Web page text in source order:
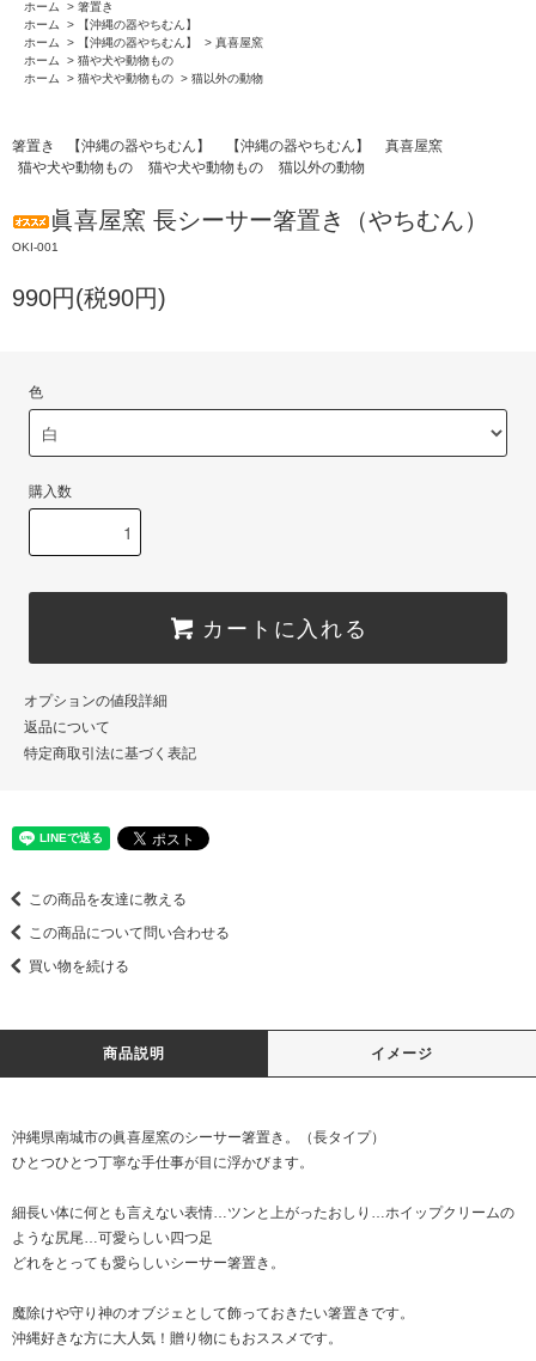
ホーム > 箸置き
ホーム
>
【沖縄の器やちむん】
ホーム
> 【沖縄の器やちむん】 > 真喜屋窯
ホーム
> 猫や犬や動物もの
ホーム
> 猫や犬や動物もの > 猫以外の動物
箸置き 【沖縄の器やちむん】 【沖縄の器やちむん】
真喜屋窯
猫や犬や動物もの
猫や犬や動物もの 猫以外の動物
眞喜屋窯 長シーサー箸置き（やちむん）
OKI-001
990円(税90円)
色
購入数
カートに入れる
オプションの値段詳細
返品について
特定商取引法に基づく表記
この商品を友達に教える
この商品について問い合わせる
買い物を続ける
商品説明 イメージ
沖縄県南城市の眞喜屋窯のシーサー箸置き。（長タイプ）
ひとつひとつ丁寧な手仕事が目に浮かびます。
細長い体に何とも言えない表情…ツンと上がったおしり…ホイップクリームの
ような尻尾…可愛らしい四つ足
どれをとっても愛らしいシーサー箸置き。
魔除けや守り神のオブジェとして飾っておきたい箸置きです。
沖縄好きな方に大人気！贈り物にもおススメです。